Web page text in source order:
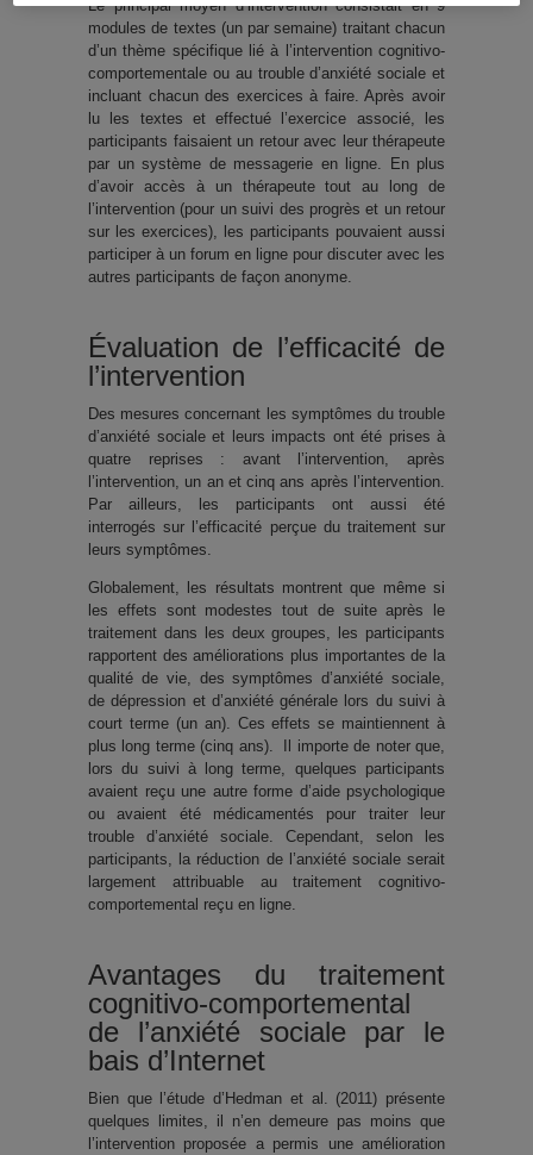
Le principal moyen d’intervention consistait en 9
modules de textes (un par semaine) traitant chacun
d’un thème spécifique lié à l’intervention cognitivo-
comportementale ou au trouble d’anxiété sociale et
incluant chacun des exercices à faire. Après avoir
lu les textes et effectué l’exercice associé, les
participants faisaient un retour avec leur thérapeute
par un système de messagerie en ligne. En plus
d’avoir accès à un thérapeute tout au long de
l’intervention (pour un suivi des progrès et un retour
sur les exercices), les participants pouvaient aussi
participer à un forum en ligne pour discuter avec les
autres participants de façon anonyme.
Évaluation de l’efficacité de
l’intervention
Des mesures concernant les symptômes du trouble
d’anxiété sociale et leurs impacts ont été prises à
quatre reprises : avant l’intervention, après
l’intervention, un an et cinq ans après l’intervention.
Par ailleurs, les participants ont aussi été
interrogés sur l’efficacité perçue du traitement sur
leurs symptômes.
Globalement, les résultats montrent que même si
les effets sont modestes tout de suite après le
traitement dans les deux groupes, les participants
rapportent des améliorations plus importantes de la
qualité de vie, des symptômes d’anxiété sociale,
de dépression et d’anxiété générale lors du suivi à
court terme (un an). Ces effets se maintiennent à
plus long terme (cinq ans). Il importe de noter que,
lors du suivi à long terme, quelques participants
avaient reçu une autre forme d’aide psychologique
ou avaient été médicamentés pour traiter leur
trouble d’anxiété sociale. Cependant, selon les
participants, la réduction de l’anxiété sociale serait
largement attribuable au traitement cognitivo-
comportemental reçu en ligne.
Avantages du traitement
cognitivo-comportemental
de l’anxiété sociale par le
bais d’Internet
Bien que l’étude d’Hedman et al. (2011) présente
quelques limites, il n’en demeure pas moins que
l’intervention proposée a permis une amélioration